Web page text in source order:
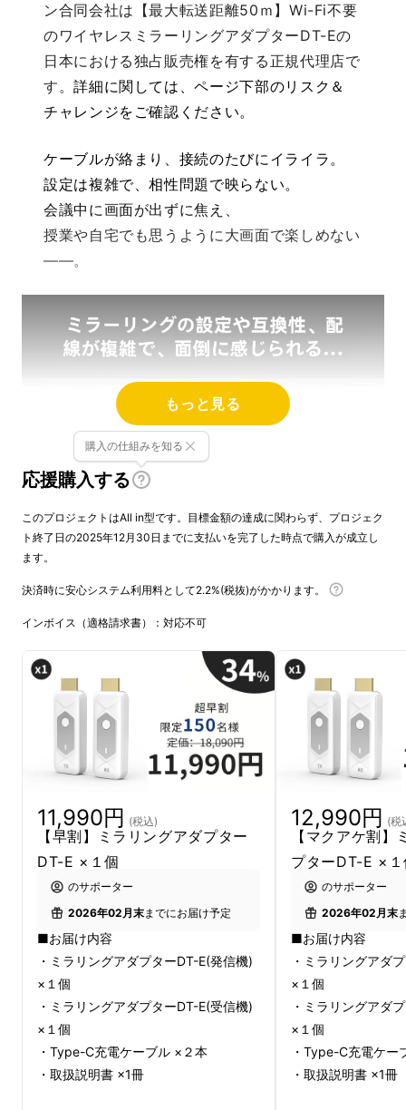
ン合同会社は【最大転送距離50ｍ】Wi-Fi不要
のワイヤレスミラーリングアダプターDT-Eの
日本における独占販売権を有する正規代理店で
す。詳細に関しては、ページ下部のリスク＆
チャレンジをご確認ください。
ケーブルが絡まり、接続のたびにイライラ。
設定は複雑で、相性問題で映らない。
会議中に画面が出ずに焦え、
授業や自宅でも思うように大画面で楽しめない
——。
その“映らないストレス”を、完全ワイヤレスで
最長
の超長距離伝送、超低遅延、そして
超小型。
挿すだけでサッとつながり、どこでも大画面
へ。
もっと見る
応援購入する
購入の仕組みを知る
このプロジェクトはAll in型です。目標金額の達成に関わらず、プロジェク
ト終了日の2025年12月30日までに支払いを完了した時点で購入が成立し
ます。
決済時に安心システム利用料として2.2%(税抜)がかかります。
インボイス（適格請求書）：対応不可
11,990円 (税込)
【早割】ミラリングアダプター
DT-E ×１個
のサポーター
2026年02月末までにお届け予定
■お届け内容
・ミラリングアダプターDT-E(発信機)
×１個
・ミラリングアダプターDT-E(受信機)
×１個
・Type-C充電ケーブル ×２本
・取扱説明書 ×1冊
12,990円 (税
【マクアケ割
プターDT-E ×
のサポーター
2026年02月末
■お届け内容
・ミラリングアダ
×１個
・ミラリングアダ
×１個
・Type-C充電ケー
・取扱説明書 ×1冊